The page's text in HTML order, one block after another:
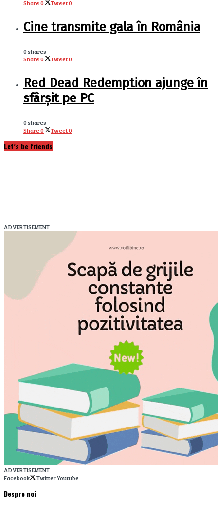
Share0 Tweet0
Cine transmite gala în România
0 shares
Share0 Tweet0
Red Dead Redemption ajunge în
sfârșit pe PC
0 shares
Share0 Tweet0
Let’s be friends
ADVERTISEMENT
ADVERTISEMENT
Facebook
TwitterYoutube
Despre noi